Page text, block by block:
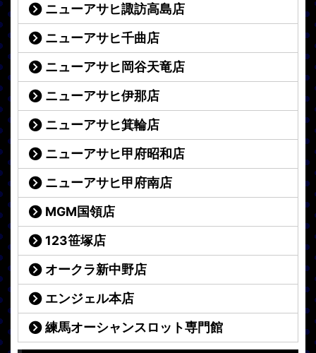
ニューアサヒ諏訪高島店
ニューアサヒ千曲店
ニューアサヒ岡谷天竜店
ニューアサヒ伊那店
ニューアサヒ箕輪店
ニューアサヒ甲府昭和店
ニューアサヒ甲府南店
MGM国領店
123笹塚店
オークラ新中野店
エンジェル本店
練馬オーシャンスロット専門館